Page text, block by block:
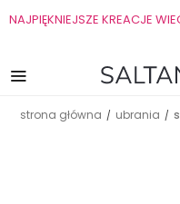
NAJPIĘKNIEJSZE KREACJE
strona główna / ubrania /